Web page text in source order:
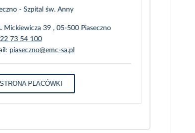
- Szpital św. Anny
Mickiewicza 39 , 05-500 Piaseczno
22 73 54 100
piaseczno@emc-sa.pl
STRONA PLACÓWKI